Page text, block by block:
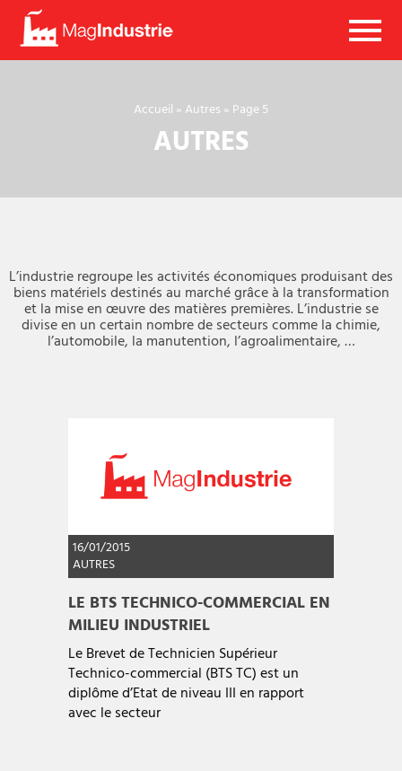
Mag
Industrie
Accueil » Autres » Page 5
AUTRES
L’industrie regroupe les activités économiques produisant des
biens matériels destinés au marché grâce à la transformation
et la mise en œuvre des matières premières. L’industrie se
divise en un certain nombre de secteurs comme la chimie,
l’automobile, la manutention, l’agroalimentaire, …
16/01/2015
AUTRES
LE BTS TECHNICO-COMMERCIAL EN
MILIEU INDUSTRIEL
Le Brevet de Technicien Supérieur
Technico-commercial (BTS TC) est un
diplôme d’Etat de niveau III en rapport
avec le secteur